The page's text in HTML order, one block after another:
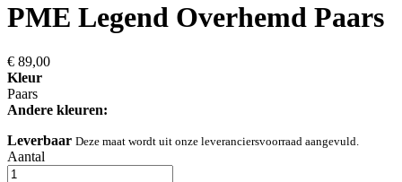
PME Legend Overhemd Paars
€ 89,00
Kleur
Paars
Andere kleuren:
Leverbaar Deze maat wordt uit onze leveranciersvoorraad aangevuld.
Aantal